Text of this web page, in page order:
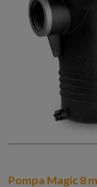
Pompa Magic 8